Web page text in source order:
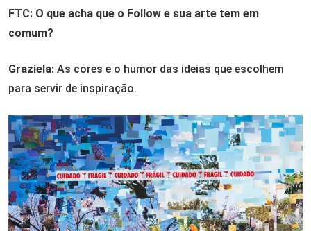
FTC: O que acha que o Follow e sua arte tem em
comum?
Graziela: As cores e o humor das ideias que escolhem
para servir de inspiração.